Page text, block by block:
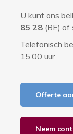
U kunt ons
85 28 (BE) of
Telefonisch
15.00 uur
Offerte
Neem